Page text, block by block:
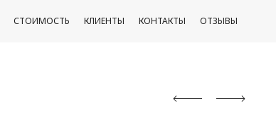
СТОИМОСТЬ КЛИЕНТЫ КОНТАКТЫ ОТЗЫВЫ